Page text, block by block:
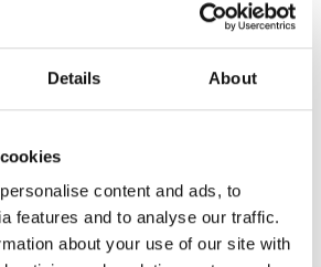
Details About
content and ads, to
features and to analyse our traffic.
about your use of our site with
4630
L1200 28W 4500 On/Off 830
51308304500